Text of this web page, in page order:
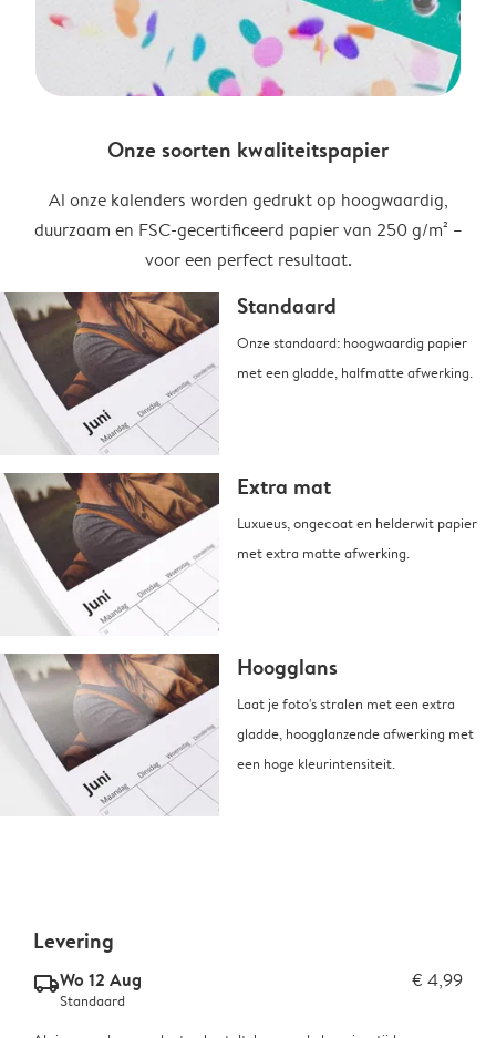
Onze soorten kwaliteitspapier
Al onze kalenders worden gedrukt op hoogwaardig,
duurzaam en FSC-gecertificeerd papier van 250 g/m² –
voor een perfect resultaat.
Standaard
Onze standaard: hoogwaardig papier
met een gladde, halfmatte afwerking.
Extra mat
Luxueus, ongecoat en helderwit papier
met extra matte afwerking.
Hoogglans
Laat je foto's stralen met een extra
gladde, hoogglanzende afwerking met
een hoge kleurintensiteit.
Levering
delivery_standard_v2Wo 12 Aug € 4,99
Standaard